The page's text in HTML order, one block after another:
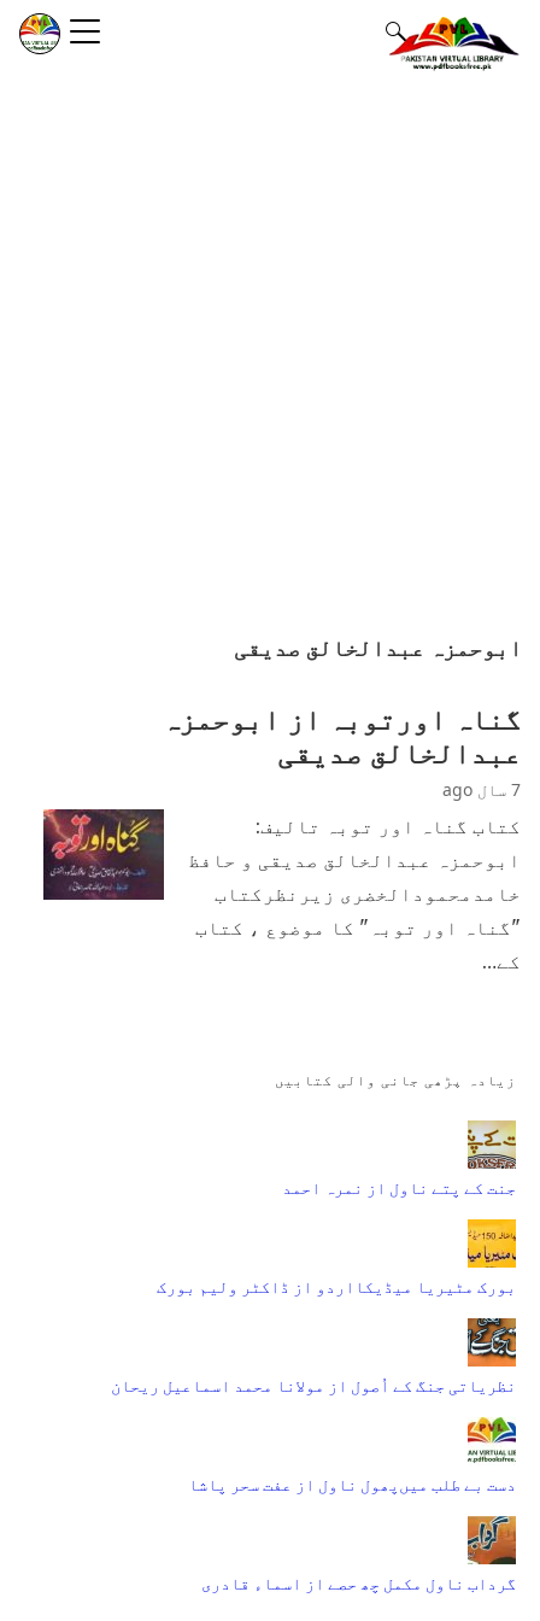
ابوحمزہ عبدالخالق صدیقی
گناہ اورتوبہ از ابوحمزہ
عبدالخالق صدیقی
7 سال ago
کتاب گناہ اور توبہ تالیف:
ابوحمزہ عبدالخالق صدیقی و حافظ
خامدمحمودالخضری زیرنظرکتاب
"گناہ اور توبہ" کا موضوع ، کتاب
کے…
زیادہ پڑھی جانی والی کتابیں
جنت کے پتے ناول از نمرہ احمد
بورک مٹیریا میڈیکااردو از ڈاکٹر ولیم بورک
نظریاتی جنگ کے اُصول از مولانا محمد اسماعیل ریحان
دست بے طلب میں‌پھول ناول از عفت سحر پاشا
گرداب ناول مکمل چھ حصے از اسماء قادری